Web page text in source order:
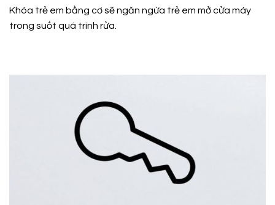
Khóa trẻ em bằng cơ sẽ ngăn ngừa trẻ em mở cửa máy
trong suốt quá trình rửa.